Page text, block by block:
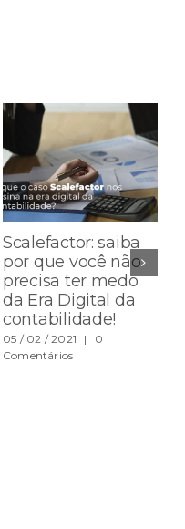
Scalefactor: saiba
por que você não
precisa ter medo
da Era Digital da
contabilidade!
05 / 02 / 2021 |
0
Comentários